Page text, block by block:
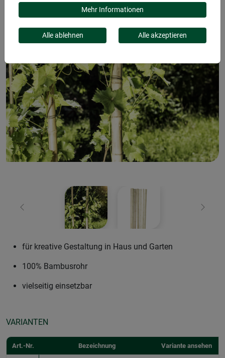
Zurück Weiter
für kreative Gestaltung in Haus und Garten
100% Bambusrohr
vielseitig einsetzbar
VARIANTEN
Art.-Nr. Bezeichnung Variante ansehen
Mehr Informationen
Alle ablehnen Alle akzeptieren